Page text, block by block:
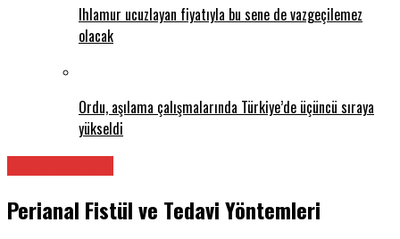
Ihlamur ucuzlayan fiyatıyla bu sene de vazgeçilemez
olacak
Ordu, aşılama çalışmalarında Türkiye’de üçüncü sıraya
yükseldi
Perianal Fistül ve Tedavi Yöntemleri